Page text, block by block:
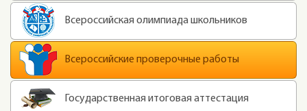
Всероссийская олимпиада школьников
Всероссийские проверочные работы
Государственная итоговая аттестация